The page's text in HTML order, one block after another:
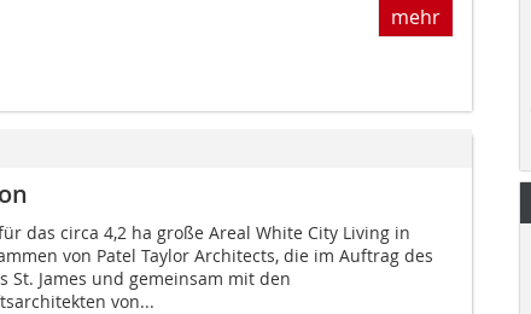
mehr
das circa 4,2 ha große Areal White City Living in
von Patel Taylor Architects, die im Auftrag des
St. James und gemeinsam mit den
von...